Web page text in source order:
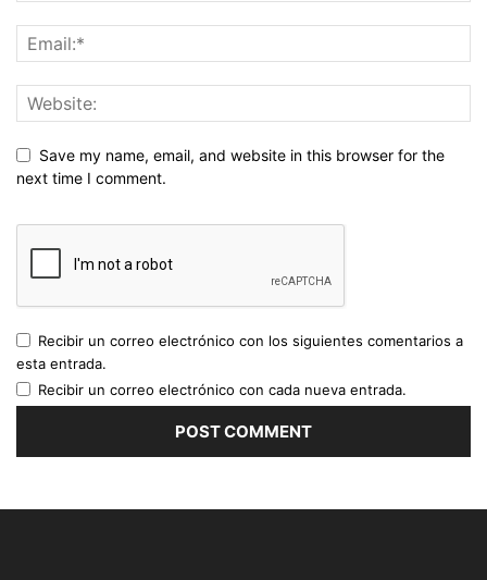
Save my name, email, and website in this browser for the
next time I comment.
Recibir un correo electrónico con los siguientes comentarios a
esta entrada.
Recibir un correo electrónico con cada nueva entrada.